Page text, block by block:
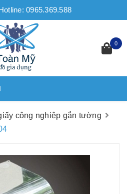
0965.369.588
0
công nghiệp gắn tường